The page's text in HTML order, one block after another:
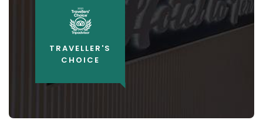
TRAVELLER'S
CHOICE